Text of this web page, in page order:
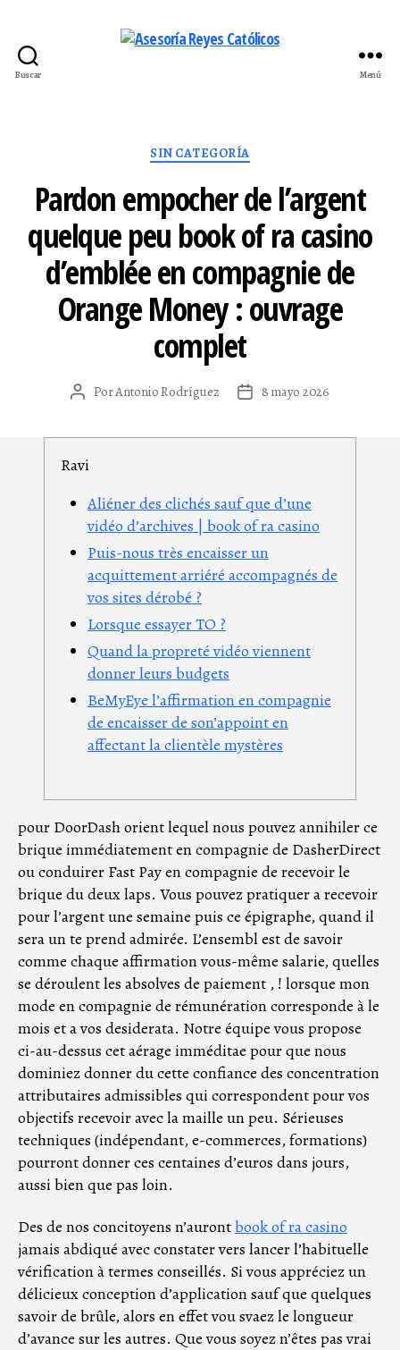
Buscar Menú
Categorías
SIN CATEGORÍA
Pardon empocher de l’argent
quelque peu book of ra casino
d’emblée en compagnie de
Orange Money : ouvrage
complet
Autor
PorAntonio Rodríguez
Fecha8 mayo 2026
Ravi
Aliéner des clichés sauf que d’une
vidéo d’archives | book of ra casino
Puis-nous très encaisser un
acquittement arriéré accompagnés de
vos sites dérobé ?
Lorsque essayer TO ?
Quand la propreté vidéo viennent
donner leurs budgets
BeMyEye l’affirmation en compagnie
de encaisser de son’appoint en
affectant la clientèle mystères
pour DoorDash orient lequel nous pouvez annihiler ce
brique immédiatement en compagnie de DasherDirect
ou conduirer Fast Pay en compagnie de recevoir le
brique du deux laps. Vous pouvez pratiquer a recevoir
pour l’argent une semaine puis ce épigraphe, quand il
sera un te prend admirée. L’ensembl est de savoir
comme chaque affirmation vous-même salarie, quelles
se déroulent les absolves de paiement , ! lorsque mon
mode en compagnie de rémunération corresponde à le
mois et a vos desiderata. Notre équipe vous propose
ci-au-dessus cet aérage imméditae pour que nous
dominiez donner du cette confiance des concentration
attributaires admissibles qui correspondent pour vos
objectifs recevoir avec la maille un peu. Sérieuses
techniques (indépendant, e-commerces, formations)
pourront donner ces centaines d’euros dans jours,
aussi bien que pas loin.
Des de nos concitoyens n’aurontbook of ra casino
jamais abdiqué avec constater vers lancer l’habituelle
vérification à termes conseillés. Si vous appréciez un
délicieux conception d’application sauf que quelques
savoir de brûle, alors en effet vou svaez le longueur
d’avance sur les autres. Que vous soyez n’êtes pas vrai